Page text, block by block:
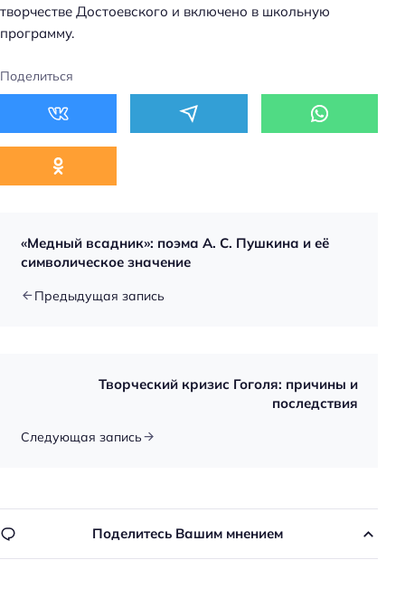
творчестве Достоевского и включено в школьную
программу.
Поделиться
«Медный всадник»: поэма А. С. Пушкина и её
символическое значение
Предыдущая запись
Творческий кризис Гоголя: причины и
последствия
Следующая запись
Поделитесь Вашим мнением